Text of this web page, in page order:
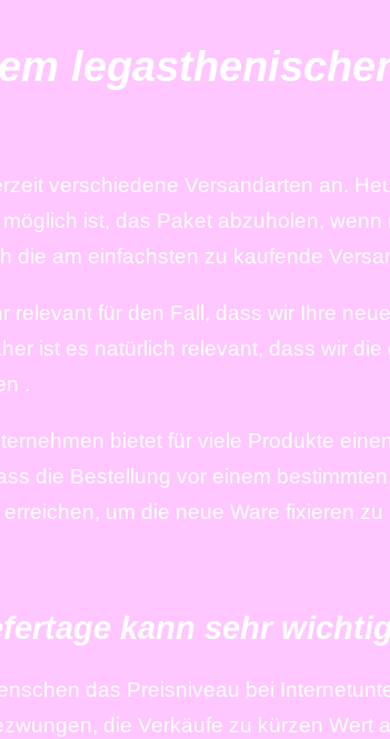
verschiedene Versandarten an.
ist, das Paket abzuholen,
die am einfachsten zu kaufende
relevant für den Fall, dass wir Ihre
ist es natürlich relevant, dass wir
.
bietet für viele Produkte
die Bestellung vor einem
um die neue Ware fixieren
kann sehr
das Preisniveau bei
die Verkäufe zu kürzen Wert